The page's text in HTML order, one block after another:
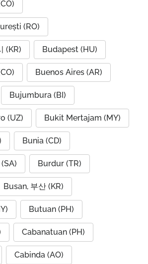
(RO)
(KR) Budapest (HU)
Buenos Aires (AR)
Bujumbura (BI)
(UZ) Bukit Mertajam (MY)
Bunia (CD)
Buraydah, بريدة (SA) Burdur (TR)
Busan, 부산 (KR)
Butuan (PH)
Cabanatuan (PH)
Cabinda (AO)